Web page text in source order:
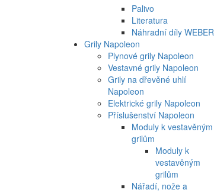
Palivo
Literatura
Náhradní díly WEBER
Grily Napoleon
Plynové grily Napoleon
Vestavné grily Napoleon
Grily na dřevěné uhlí
Napoleon
Elektrické grily Napoleon
Příslušenství Napoleon
Moduly k vestavěným
grilům
Moduly k
vestavěným
grilům
Nářadí, nože a